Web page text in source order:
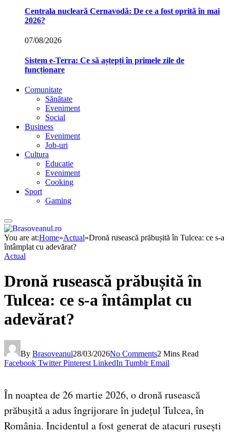
Centrala nucleară Cernavodă: De ce a fost oprită în mai
2026?
07/08/2026
Sistem e-Terra: Ce să aștepți în primele zile de
funcționare
Comunitate
Sănătate
Eveniment
Social
Business
Eveniment
Job-uri
Cultura
Educatie
Eveniment
Cooking
Sport
Gaming
You are at:Home»Actual»Dronă rusească prăbușită în Tulcea: ce s-a
întâmplat cu adevărat?
Actual
Dronă rusească prăbușită în
Tulcea: ce s-a întâmplat cu
adevărat?
By Brasoveanul28/03/2026No Comments2 Mins Read
Facebook Twitter Pinterest LinkedIn Tumblr Email
În noaptea de 26 martie 2026, o dronă rusească
prăbușită a adus îngrijorare în județul Tulcea, în
România. Incidentul a fost generat de atacuri rusești